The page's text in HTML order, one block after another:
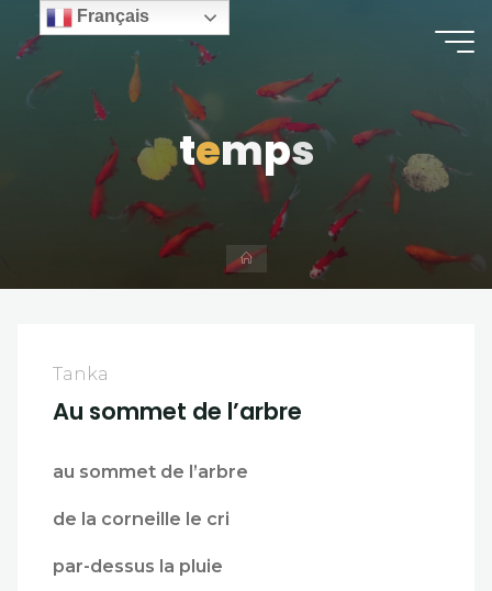
content
temps
Home
Tanka
Au sommet de l’arbre
au sommet de l’arbre
de la corneille le cri
par-dessus la pluie
Français